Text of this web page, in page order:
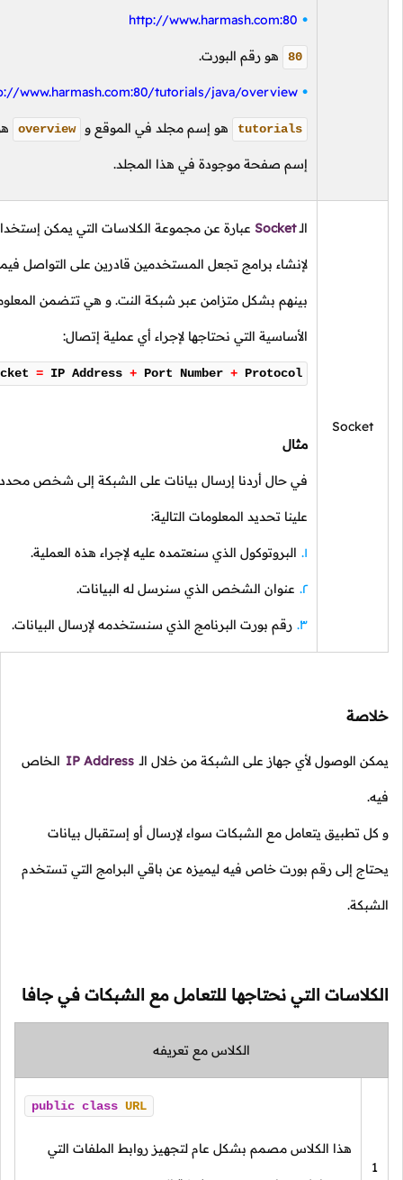
http://www.harmash.com:80
هو رقم البورت.
http://www.harmash.com:80/tutorials/java/overview
tutorials هو إسم مجلد في الموقع و overview هو
إسم صفحة موجودة في هذا المجلد.
Socket
Socketعبارة عن مجموعة الكلاسات التي يمكن إستخدامها
لإنشاء برامج تجعل المستخدمين قادرين على التواصل فيما
بينهم بشكل متزامن عبر شبكة النت. و هي تتضمن المعلومات
الأساسية التي نحتاجها لإجراء أي عملية إتصال:
Socket =IP Address+Port Number+Protocol
في حال أردنا إرسال بيانات على الشبكة إلى شخص محدد,
علينا تحديد المعلومات التالية:
البروتوكول الذي سنعتمده عليه لإجراء هذه العملية.
عنوان الشخص الذي سنرسل له البيانات.
رقم بورت البرنامج الذي سنستخدمه لإرسال البيانات.
الوصول لأي جهاز على الشبكة من خلال الـIP Addressالخاص
تطبيق يتعامل مع الشبكات سواء لإرسال أو إستقبال بيانات
إلى رقم بورت خاص فيه ليميزه عن باقي البرامج التي تستخدم
التي نحتاجها للتعامل مع الشبكات في جافا
الكلاس مع تعريفه
public class
هذا الكلاس مصمم بشكل عام لتجهيز روابط الملفات التي